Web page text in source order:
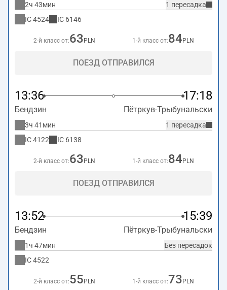
1 пересадка
2ч 43мин
IC4524 IC 6146
2-й класс от:63 PLN 1-й класс от:84 PLN
ПОЕЗД ОТПРАВИЛСЯ
13:36 17:18
Бендзин Пётркув-Трыбунальски
1 пересадка
3ч 41мин
IC4122 IC 6138
2-й класс от:63 PLN 1-й класс от:84 PLN
ПОЕЗД ОТПРАВИЛСЯ
13:52 15:39
Бендзин Пётркув-Трыбунальски
Без пересадок
1ч 47мин
IC4522
2-й класс от:55 PLN 1-й класс от:73 PLN